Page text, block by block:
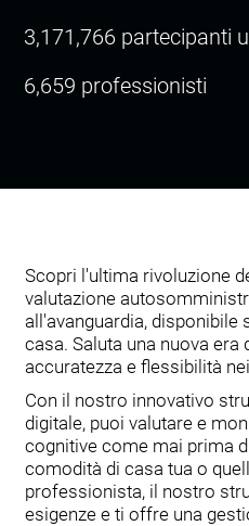
3,171,766 partecipanti
6,659 professionisti
Scopri l'ultima rivoluzione
valutazione
all'avanguardia, disponibile
casa. Saluta una nuova era
accuratezza e flessibilità
Con il nostro innovativo
digitale, puoi valutare e
cognitive come mai prima
comodità di casa tua o
professionista, il nostro
esigenze e ti offre una